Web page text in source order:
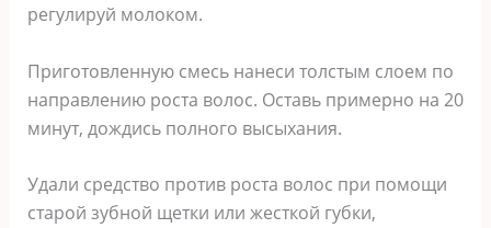
регулируй молоком.
Приготовленную смесь нанеси толстым слоем по
направлению роста волос. Оставь примерно на 20
минут, дождись полного высыхания.
Удали средство против роста волос при помощи
старой зубной щетки или жесткой губки,